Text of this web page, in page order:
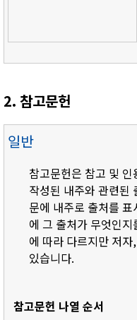
2. 참고문헌
일반
참고문헌은 참고 및
작성된 내주와 관련된
문에 내주로 출처를
에 그 출처가 무엇인
에 따라 다르지만 저
있습니다.
참고문헌 나열 순서